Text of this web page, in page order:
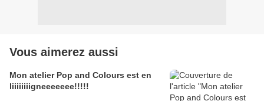
Vous aimerez aussi
Mon atelier Pop and Colours est en
liiiiiiiigneeeeeee!!!!!